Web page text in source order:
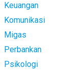
Keuangan
Komunikasi
Migas
Perbankan
Psikologi